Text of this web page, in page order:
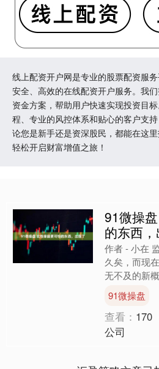
线上配资开户网是专业的股票配资服
安全、高效的在线配资开户服务。我
资金方案，帮助用户快速实现投资目
程、专业的风控体系和贴心的客户支
论您是新手还是资深股民，都能在这
轻松开启财富增值之旅！
91微操
的东西
作者 - 小在
久矣，而现
无不及的新
缘脑”，即
将竞争放置于
91微操盘
查看： 170
公司